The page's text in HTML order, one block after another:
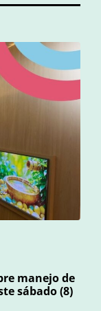
manejo de
sábado (8)